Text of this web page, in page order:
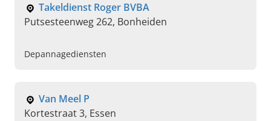
Takeldienst Roger BVBA
Putsesteenweg 262, Bonheiden
Depannagediensten
Van Meel P
Kortestraat 3, Essen